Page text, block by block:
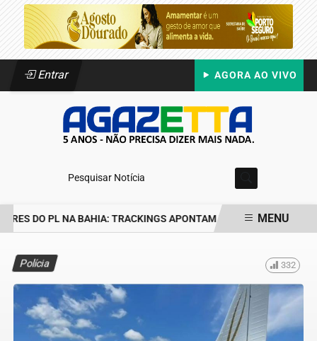
Entrar AGORA AO VIVO
Pesquisar Notícia
DO PL NA BAHIA: TRACKINGS APONTAM DRA. RAISSA SOARES
MENU
Polícia 332